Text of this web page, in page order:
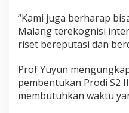
“Kami juga berharap
Malang terekognisi
riset bereputasi dan
Prof Yuyun
pembentukan Prodi S2
membutuhkan waktu